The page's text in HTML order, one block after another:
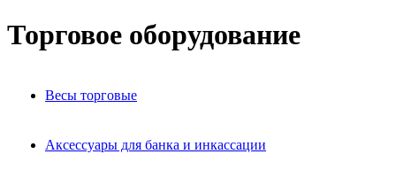
Торговое оборудование
Весы торговые
Аксессуары для банка и инкассации